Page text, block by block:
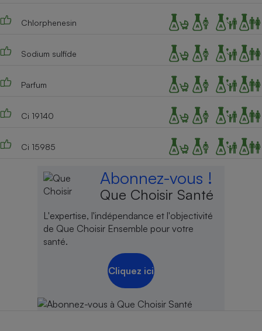
Chlorphenesin
Sodium sulfide
Parfum
Ci 19140
Ci 15985
Abonnez-vous !
Que Choisir Santé
L'expertise, l'indépendance et l'objectivité
de Que Choisir Ensemble pour votre
santé.
Cliquez ici